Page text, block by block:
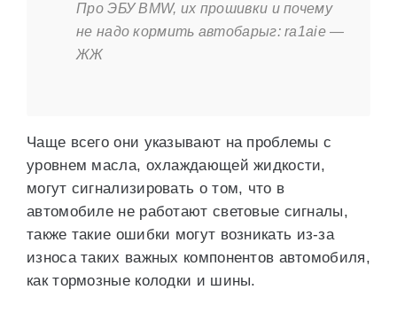
Про ЭБУ BMW, их прошивки и почему
не надо кормить автобарыг: ra1aie —
ЖЖ
Чаще всего они указывают на проблемы с
уровнем масла, охлаждающей жидкости,
могут сигнализировать о том, что в
автомобиле не работают световые сигналы,
также такие ошибки могут возникать из-за
износа таких важных компонентов автомобиля,
как тормозные колодки и шины.